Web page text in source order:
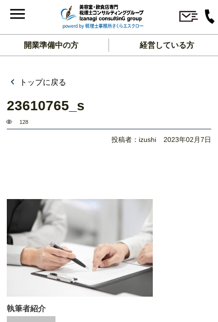
開業準備中の方 経営している方
トップに戻る
23610765_s
128
投稿者：izushi 2023年02月7日
執筆者紹介